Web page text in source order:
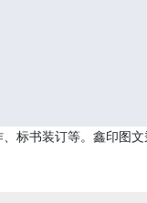
标书装订等。鑫印图文